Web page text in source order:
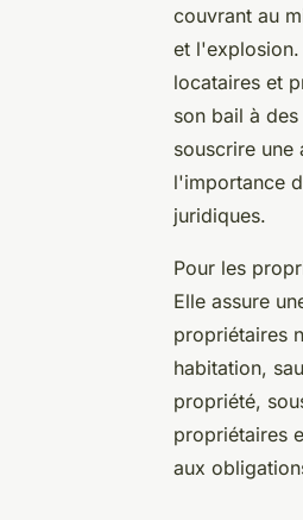
couvrant au
et l'explosion.
locataires et
son bail à
souscrire une
l'importance
juridiques.
Pour les
Elle assure
propriétaires
habitation,
propriété,
propriétaires
aux